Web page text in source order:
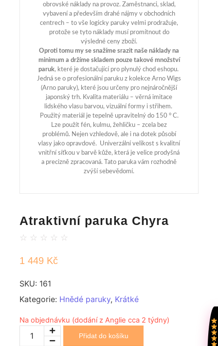
obrovské náklady na provoz. Zaměstnanci, sklad,
vybavení a především drahé nájmy v obchodních
centrech – to vše logicky paruky velmi prodražuje,
protože se tyto náklady musí promítnout do
výsledné ceny zboží.
Oproti tomu my se snažíme srazit naše náklady na
minimum a držíme skladem pouze takové množství
paruk, které je dostačující pro plynulý chod eshopu.
Jedná se o profesionální paruku z kolekce Arno Wigs
(Arno paruky), které jsou určeny pro nejnáročnější
japonský trh. Kvalita materiálu – věrná imitace
lidského vlasu barvou, vizuální formy i střihem.
Použitý materiál je tepelně upravitelný do 150 ° C.
Lze použít fén, kulmu, žehličku – zcela bez
problémů. Nejen vzhledově, ale i na dotek působí
vlasy jako opravdové. Univerzální velikost s kvalitní
vnitřní síťkou v barvě kůže, která je velice prodyšná
a precizně zpracovaná. Tato paruka vám rozhodně
zvýší sebevědomí.
Atraktivní paruka Chyra
☆ ☆ ☆ ☆ ☆
1 449 Kč
SKU: 161
Kategorie: Hnědé paruky, Krátké
Na objednávku (dodání z Anglie cca 2 týdny)
Přidat do košíku